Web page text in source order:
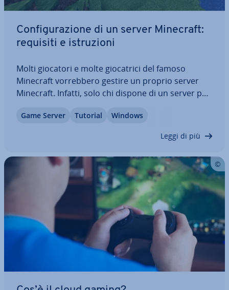
Con­fi­gu­ra­zio­ne di un server Minecraft:
requisiti e istru­zio­ni
Molti giocatori e molte gio­ca­tri­ci del famoso
Minecraft vor­reb­be­ro gestire un proprio server
Minecraft. Infatti, solo chi dispone di un server per
men­te le con­di­zio­ni di gioco della modalità mul­ti­
Game Server Tutorial Windows
Leggi di più